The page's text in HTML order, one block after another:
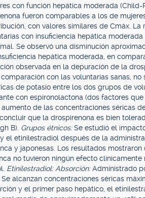
con función hepática moderada
fueron comparables a los de
con valores similares de Cmáx. La
con insuficiencia hepática moderada
Se observó una disminución
hepática moderada, en
observada en la depuración de la
con las voluntarias sanas, no
de potasio entre los dos grupos de
con espironolactona (dos factores
de las concentraciones séricas
que la drospirenona es bien
B). Grupos étnicos:Se estudió el
el etinilestradiol después de la
y japonesas. Los resultados
no tuvieron ningún efecto
Etinilestradiol: Absorción:Administrado
alcanzan concentraciones séricas
y el primer paso hepático, el